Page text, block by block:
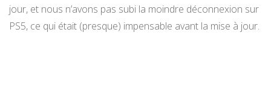
jour, et nous n’avons pas subi la moindre déconnexion sur
PS5, ce qui était (presque) impensable avant la mise à jour.